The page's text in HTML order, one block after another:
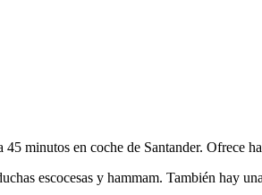
minutos en coche de Santander. Ofrece
escocesas y hammam. También hay